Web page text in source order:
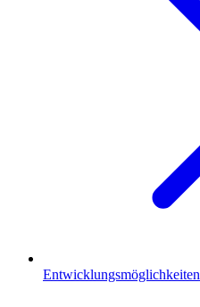
Entwicklungsmöglichkeiten